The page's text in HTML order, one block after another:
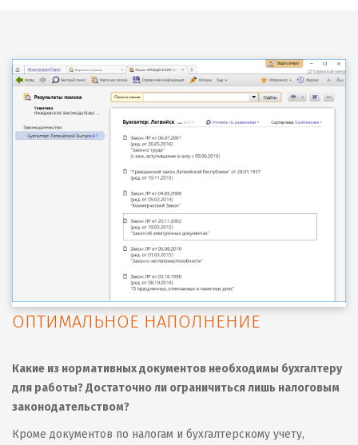
ОПТИМАЛЬНОЕ НАПОЛНЕНИЕ
Какие из нормативных документов необходимы бухгалтеру
для работы? Достаточно ли ограничиться лишь налоговым
законодательством?
Кроме документов по налогам и бухгалтерскому учету,